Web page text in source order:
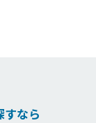
すなら